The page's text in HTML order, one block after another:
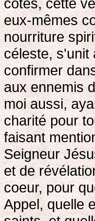
eux-mêmes
nourriture
céleste, s'unit
confirmer
aux ennemis
moi aussi,
charité pour
faisant
Seigneur
et de
coeur, pour
Appel, quelle